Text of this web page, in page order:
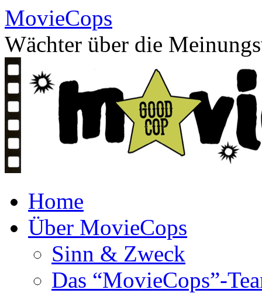
Skip
to
content
MovieCops
Wächter über die
Home
Über MovieCops
Sinn & Zweck
Das “MovieCops”-